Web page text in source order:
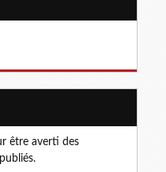
être averti des